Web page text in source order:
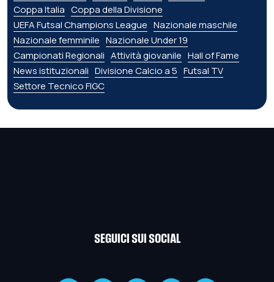
Coppa Italia Coppa della Divisione
UEFA Futsal Champions League Nazionale maschile
Nazionale femminile Nazionale Under 19
Campionati Regionali Attività giovanile Hall of Fame
News istituzionali Divisione Calcio a 5 Futsal TV
Settore Tecnico FIGC
SEGUICI SUI SOCIAL